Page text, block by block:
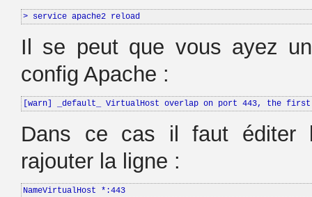
> service apache2 reload
Il se peut que vous ayez
config Apache :
[warn] _default_ VirtualHost overlap on port 443, the first
Dans ce cas il faut éditer
rajouter la ligne :
NameVirtualHost *:443